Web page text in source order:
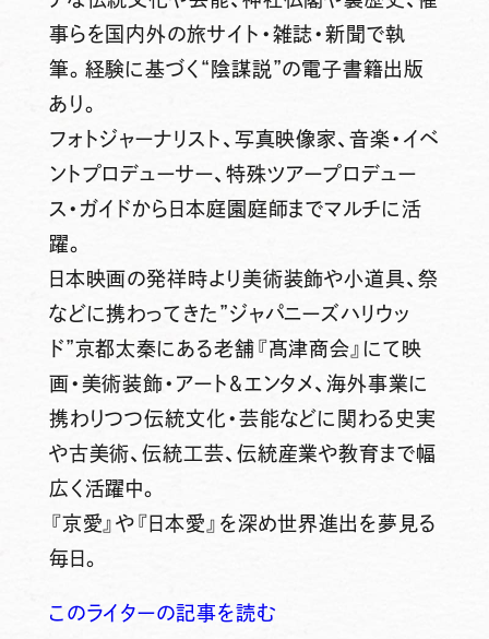
事らを国内外の旅サイト・雑誌・新聞で執
筆。経験に基づく“陰謀説”の電子書籍出版
あり。
フォトジャーナリスト、写真映像家、音楽・イベ
ントプロデューサー、特殊ツアープロデュー
ス・ガイドから日本庭園庭師までマルチに活
躍。
日本映画の発祥時より美術装飾や小道具、祭
などに携わってきた”ジャパニーズハリウッ
ド”京都太秦にある老舗『髙津商会』にて映
画・美術装飾・アート＆エンタメ、海外事業に
携わりつつ伝統文化・芸能などに関わる史実
や古美術、伝統工芸、伝統産業や教育まで幅
広く活躍中。
『京愛』や『日本愛』を深め世界進出を夢見る
毎日。
このライターの記事を読む